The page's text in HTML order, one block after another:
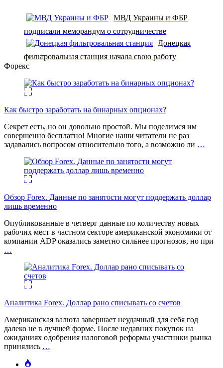
МВД Украины и ФБР
подписали меморандум о сотрудничестве
Донецкая
фильтровальная станция начала свою работу
Форекс
Как быстро заработать на бинарных опционах?
Секрет есть, но он довольно простой. Мы поделимся им
совершенно бесплатно! Многие наши читатели не раз
задавались вопросом относительно того, а возможно ли …
Обзор Forex. Данные по занятости могут поддержать доллар
лишь временно
Опубликованные в четверг данные по количеству новых
рабочих мест в частном секторе американской экономики от
компании ADP оказались заметно сильнее прогнозов, но при
…
Аналитика Forex. Доллар рано списывать со счетов
Американская валюта завершает неудачный для себя год
далеко не в лучшей форме. После недавних покупок на
ожиданиях одобрения налоговой реформы участники рынка
принялись …